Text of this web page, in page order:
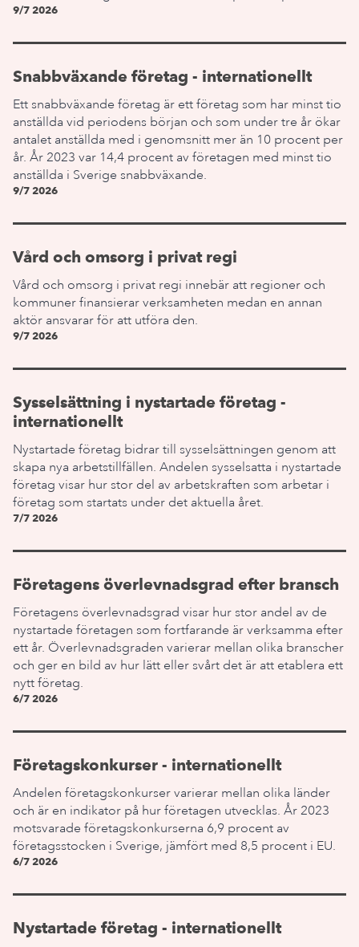
9/7 2026
Snabbväxande företag - internationellt
Ett snabbväxande företag är ett företag som har minst tio
anställda vid periodens början och som under tre år ökar
antalet anställda med i genomsnitt mer än 10 procent per
år. År 2023 var 14,4 procent av företagen med minst tio
anställda i Sverige snabbväxande.
9/7 2026
Vård och omsorg i privat regi
Vård och omsorg i privat regi innebär att regioner och
kommuner finansierar verksamheten medan en annan
aktör ansvarar för att utföra den.
9/7 2026
Sysselsättning i nystartade företag -
internationellt
Nystartade företag bidrar till sysselsättningen genom att
skapa nya arbetstillfällen. Andelen sysselsatta i nystartade
företag visar hur stor del av arbetskraften som arbetar i
företag som startats under det aktuella året.
7/7 2026
Företagens överlevnadsgrad efter bransch
Företagens överlevnadsgrad visar hur stor andel av de
nystartade företagen som fortfarande är verksamma efter
ett år. Överlevnadsgraden varierar mellan olika branscher
och ger en bild av hur lätt eller svårt det är att etablera ett
nytt företag.
6/7 2026
Företagskonkurser - internationellt
Andelen företagskonkurser varierar mellan olika länder
och är en indikator på hur företagen utvecklas. År 2023
motsvarade företagskonkurserna 6,9 procent av
företagsstocken i Sverige, jämfört med 8,5 procent i EU.
6/7 2026
Nystartade företag - internationellt